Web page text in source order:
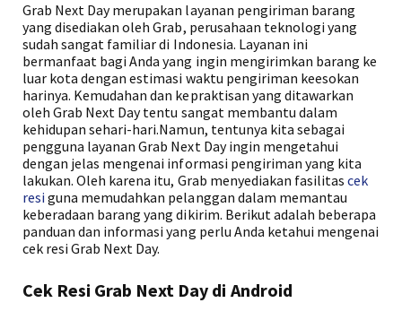
Grab Next Day merupakan layanan pengiriman barang
yang disediakan oleh Grab, perusahaan teknologi yang
sudah sangat familiar di Indonesia. Layanan ini
bermanfaat bagi Anda yang ingin mengirimkan barang ke
luar kota dengan estimasi waktu pengiriman keesokan
harinya. Kemudahan dan kepraktisan yang ditawarkan
oleh Grab Next Day tentu sangat membantu dalam
kehidupan sehari-hari.Namun, tentunya kita sebagai
pengguna layanan Grab Next Day ingin mengetahui
dengan jelas mengenai informasi pengiriman yang kita
lakukan. Oleh karena itu, Grab menyediakan fasilitascek
resi guna memudahkan pelanggan dalam memantau
keberadaan barang yang dikirim. Berikut adalah beberapa
panduan dan informasi yang perlu Anda ketahui mengenai
cek resi Grab Next Day.
Cek Resi Grab Next Day di Android